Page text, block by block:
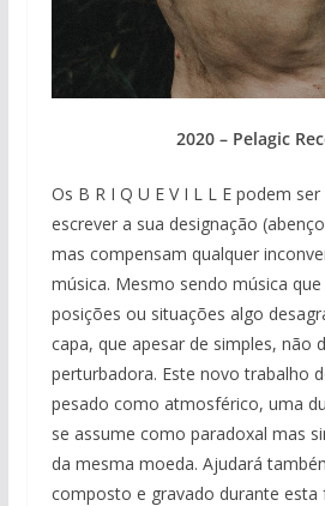
2020 – Pelagic
Os B R I Q U E V I L L E podem
escrever a sua designação
mas compensam qualquer
música. Mesmo sendo música
posições ou situações algo
capa, que apesar de simples, não
perturbadora. Este novo trabalho
pesado como atmosférico, uma
se assume como paradoxal mas
da mesma moeda. Ajudará
composto e gravado durante esta